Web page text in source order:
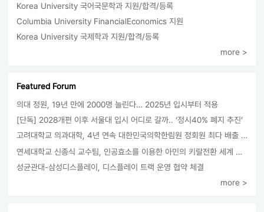
Korea University 국어국문학과 지원/합격/등록
Columbia University FinancialEconomics 지원
Korea University 국제학과 지원/합격/등록
more >
Featured Forum
의대 정원, 19년 만에 2000명 늘린다… 2025년 입시부터 적용
[단독] 2028개편 이후 서울대 입시 어디로 갈까.. ‘정시40% 폐지 추진’
고려대학교 의과대학, 4년 연속 대한민국의학한림원 정회원 최다 배출 外
연세대학교 신종식 교수팀, 인공효소를 이용한 아민의 키랄전환 세계 최초로 성공
성균관대-삼성디스플레이, 디스플레이 트랙 운영 협약 체결
more >